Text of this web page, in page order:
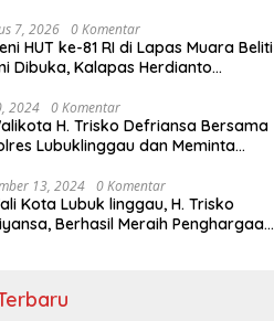
Pidato Kenegaraan
RI Dalam Rangka HUT ke-79
7, 2026 0 Komentar
HUT ke-81 RI di Lapas Muara Beliti
Dibuka, Kalapas Herdianto
Binaan.
2024 0 Komentar
H. Trisko Defriansa Bersama
Lubuklinggau dan Meminta
Politik
13, 2024 0 Komentar
Kota Lubuk linggau, H. Trisko
Berhasil Meraih Penghargaan